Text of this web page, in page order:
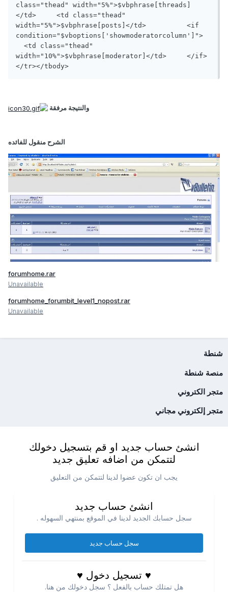
class="thead" width="5%">$vbphrase[threads]
</td>	  <td class="thead"
width="5%">$vbphrase[posts]</td>	  <if
condition="$vboptions['showmoderatorcolumn']">
  <td class="thead"
width="10%">$vbphrase[moderator]</td>	  </if>
</tr></tbody>
والنتيجة مرفقة
الشرح منقول للفائده
forumhome.rar
Unavailable
forumhome_forumbit_level1_nopost.rar
Unavailable
شنطة
منصة شنطة
متجر الكتروني
متجر إلكتروني مجاني
انشئ حساب جديد او قم بتسجيل دخولك
لتتمكن من اضافه تعليق جديد
يجب ان تكون عضوا لدينا لتتمكن من التعليق
انشئ حساب جديد
سجل حسابك الجديد لدينا في الموقع بمنتهي السهوله .
سجل حساب جديد
♥ تسجيل دخول ♥
هل تمتلك حساب بالفعل ؟ سجل دخولك من هنا.